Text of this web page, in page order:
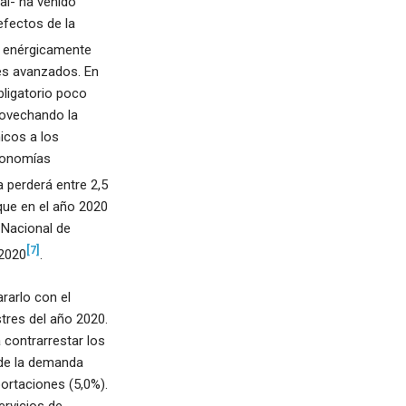
de la
avanzados. En
poco
la
a los
entre 2,5
en el año 2020
de
[7] .
con el
del año 2020.
contrarrestar los
la demanda
(5,0%).